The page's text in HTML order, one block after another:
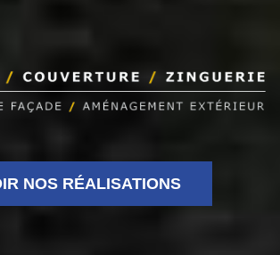
NOS RÉALISATIONS